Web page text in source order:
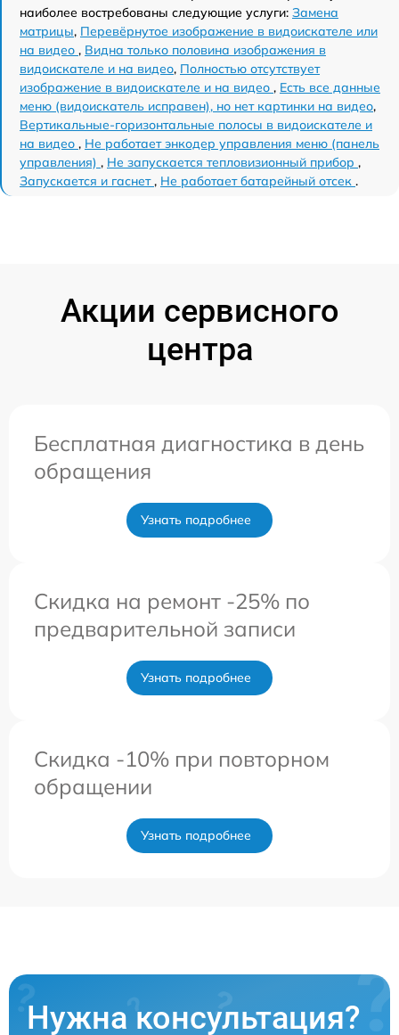
наиболее востребованы следующие услуги: Замена
матрицы, Перевёрнутое изображение в видоискателе или
на видео , Видна только половина изображения в
видоискателе и на видео, Полностью отсутствует
изображение в видоискателе и на видео , Есть все данные
меню (видоискатель исправен), но нет картинки на видео,
Вертикальные-горизонтальные полосы в видоискателе и
на видео , Не работает энкодер управления меню (панель
управления) , Не запускается тепловизионный прибор ,
Запускается и гаснет, Не работает батарейный отсек .
Акции сервисного
центра
Бесплатная диагностика в день
обращения
Узнать подробнее
Скидка на ремонт -25% по
предварительной записи
Узнать подробнее
Скидка -10% при повторном
обращении
Узнать подробнее
Нужна консультация?